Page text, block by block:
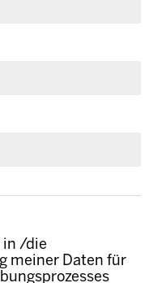
in /die
meiner Daten für